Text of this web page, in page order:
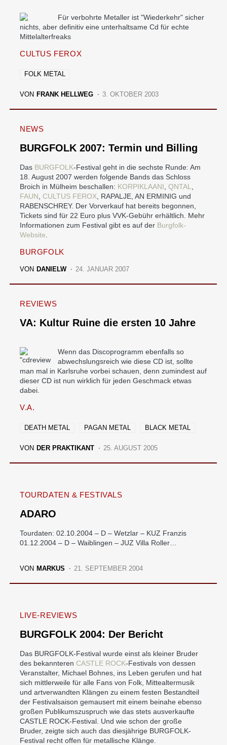
Für verbohrte Metaller ist "Wiederkehr" sicher
nichts, aber definitiv eine unterhaltsame Cd für echte
Mittelalterfreaks
CULTUS FEROX
FOLK METAL
VON FRANK HELLWEG 3. OKTOBER 2003
NEWS
BURGFOLK 2007: Termin und Billing
Das BURGFOLK-Festival geht in die sechste Runde: Am
18. August 2007 werden folgende Bands das Schloss
Broich in Mülheim beschallen: KORPIKLAANI QNTAL
FAUN CULTUS FEROX , RAPALJE, AN ERMINIG und
RABENSCHREY. Der Vorverkauf hat bereits begonnen,
Tickets sind für 22 Euro plus VVK-Gebühr erhältlich. Mehr
Informationen zum Festival gibt es auf der Burgfolk-
Website
BURGFOLK
VON DANIELW 24. JANUAR 2007
REVIEWS
VA: Kultur Ruine die ersten 10 Jahre
Wenn das Discoprogramm ebenfalls so
abwechslungsreich wie diese CD ist, sollte
man mal in Karlsruhe vorbei schauen, denn zumindest auf
dieser CD ist nun wirklich für jeden Geschmack etwas
dabei.
V.A.
DEATH METAL PAGAN METAL BLACK METAL
VON DER PRAKTIKANT 25. AUGUST 2005
TOURDATEN & FESTIVALS
ADARO
Tourdaten: 02.10.2004 – D – Wetzlar – KUZ Franzis
01.12.2004 – D – Waiblingen – JUZ Villa Roller…
VON MARKUS 21. SEPTEMBER 2004
LIVE-REVIEWS
BURGFOLK 2004: Der Bericht
Das BURGFOLK-Festival wurde einst als kleiner Bruder
des bekannteren CASTLE ROCK-Festivals von dessen
Veranstalter, Michael Bohnes, ins Leben gerufen und hat
sich mittlerweile für alle Fans von Folk, Mittealtermusik
und artverwandten Klängen zu einem festen Bestandteil
der Festivalsaison gemausert mit einem beinahe ebenso
großen Publikumszuspruch wie das stets ausverkaufte
CASTLE ROCK-Festival. Und wie schon der große
Bruder, zeigte sich auch das diesjährige BURGFOLK-
Festival recht offen für metallische Klänge.